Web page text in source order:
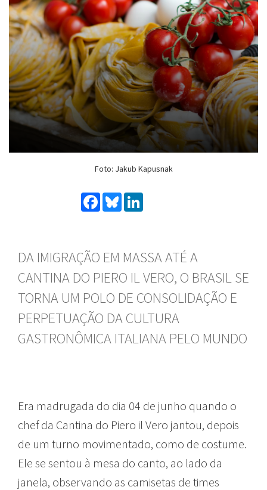
Foto: Jakub Kapusnak
Facebook
Bluesky
DA IMIGRAÇÃO EM MASSA ATÉ A
CANTINA DO PIERO IL VERO, O BRASIL SE
TORNA UM POLO DE CONSOLIDAÇÃO E
PERPETUAÇÃO DA CULTURA
GASTRONÔMICA ITALIANA PELO MUNDO
Era madrugada do dia 04 de junho quando o
chef da Cantina do Piero il Vero jantou, depois
de um turno movimentado, como de costume.
Ele se sentou à mesa do canto, ao lado da
janela, observando as camisetas de times